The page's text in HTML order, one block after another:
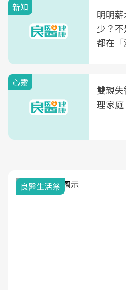
光田
康照
新知
明明
少？
都在
心靈
雙親
理家庭
良醫生活祭